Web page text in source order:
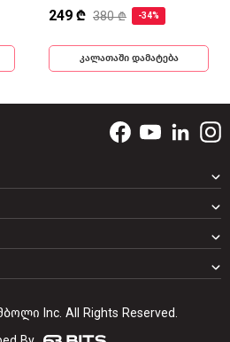
249 ₾ 380 ₾ -34%
კალათაში დამატება
Inc. All Rights Reserved.